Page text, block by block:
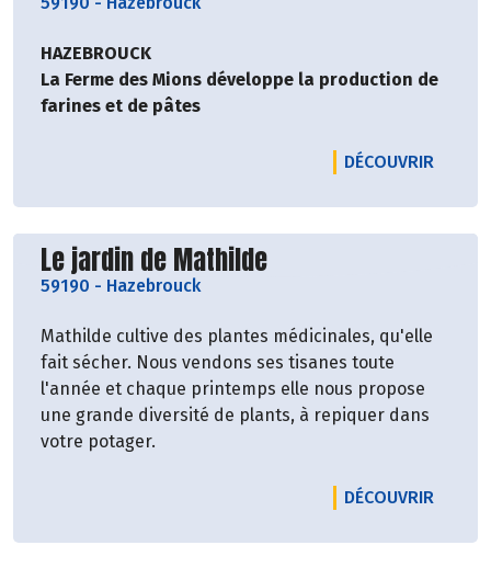
HAZEBROUCK
La Ferme des Mions développe la production de
farines et de pâtes
DÉCOUVRIR
Découvrir le producteur
Le jardin de Mathilde
59190 - Hazebrouck
Mathilde cultive des plantes médicinales, qu'elle
fait sécher. Nous vendons ses tisanes toute
l'année et chaque printemps elle nous propose
une grande diversité de plants, à repiquer dans
votre potager.
DÉCOUVRIR